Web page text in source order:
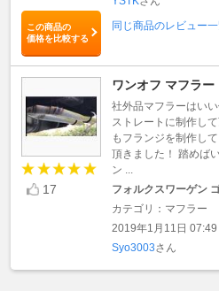
この商品の
価格を比較する
同じ商品のレビュー
17
ワンオフ マフラー
社外品マフラーはい
ストレートに制作し
もフランジを制作し
頂きました！ 踏めば
ン ...
フォルクスワーゲン
カテゴリ：マフラー
2019年1月11日 07:49
Syo3003さん